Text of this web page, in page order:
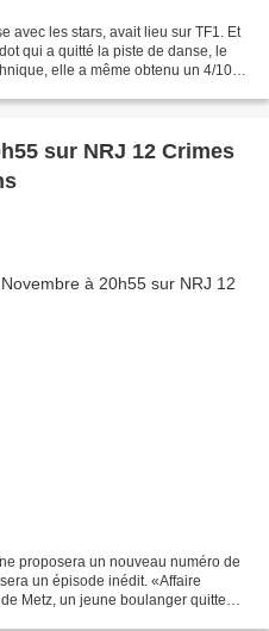
avec les stars, avait lieu sur TF1. Et
qui a quitté la piste de danse, le
elle a même obtenu un 4/10
sur NRJ 12 Crimes
proposera un nouveau numéro de
un épisode inédit. «Affaire
Metz, un jeune boulanger quitte